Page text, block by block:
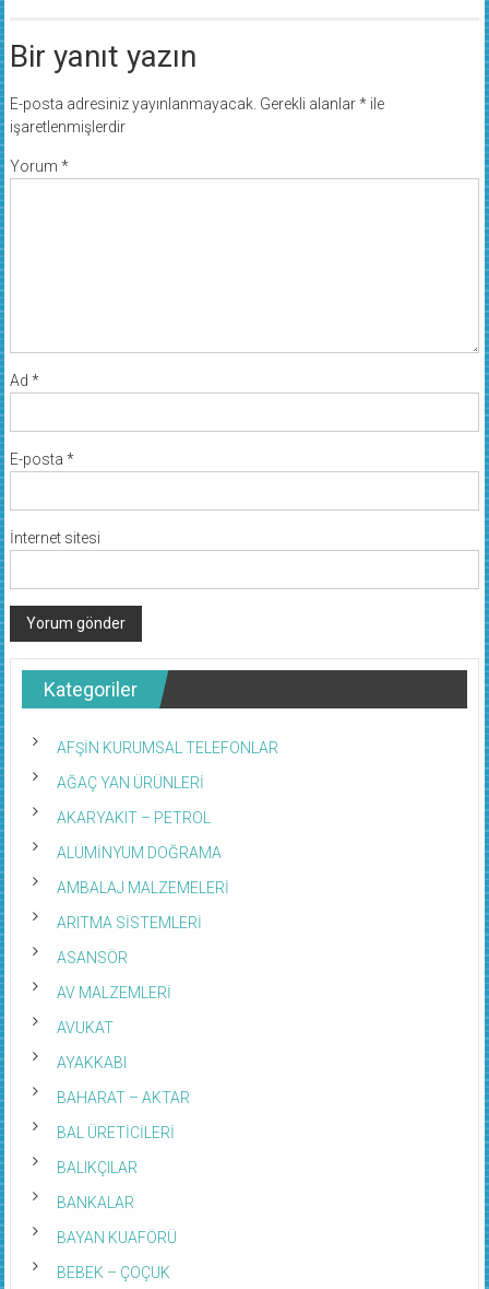
Bir yanıt yazın
E-posta adresiniz yayınlanmayacak. Gerekli alanlar*ile
işaretlenmişlerdir
Yorum *
Ad *
E-posta *
İnternet sitesi
Kategoriler
AFŞİN KURUMSAL TELEFONLAR
AĞAÇ YAN ÜRÜNLERİ
AKARYAKIT – PETROL
ALÜMİNYUM DOĞRAMA
AMBALAJ MALZEMELERİ
ARITMA SİSTEMLERİ
ASANSÖR
AV MALZEMLERİ
AVUKAT
AYAKKABI
BAHARAT – AKTAR
BAL ÜRETİCİLERİ
BALIKÇILAR
BANKALAR
BAYAN KUAFÖRÜ
BEBEK – ÇOÇUK